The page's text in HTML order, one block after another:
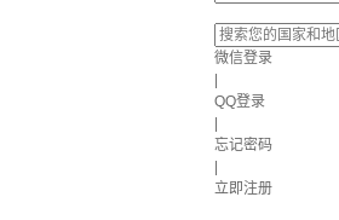
微信登录
QQ登录
忘记密码
立即注册